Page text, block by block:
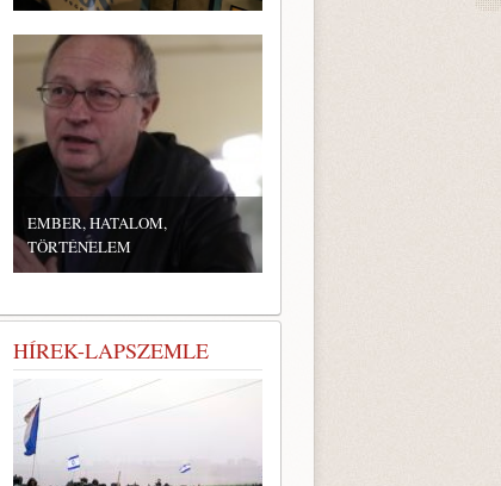
EMBER, HATALOM,
TÖRTÉNELEM
HÍREK-LAPSZEMLE